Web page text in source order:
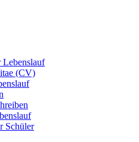
Lebenslauf
(CV)
Schüler